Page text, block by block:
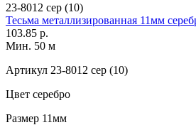
23-8012 сер (10)
Тесьма металлизированная 11мм
103.85 р.
Мин. 50 м
Артикул 23-8012 сер (10)
Цвет серебро
Размер 11мм